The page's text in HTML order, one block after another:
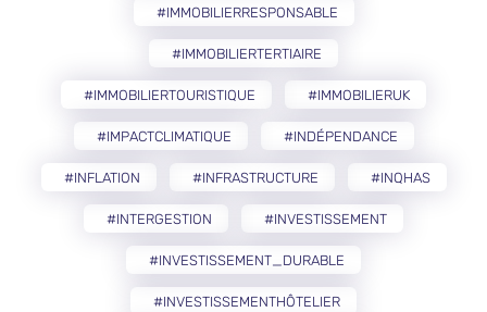
#IMMOBILIERRESPONSABLE
#IMMOBILIERTERTIAIRE
#IMMOBILIERTOURISTIQUE #IMMOBILIERUK
#IMPACTCLIMATIQUE #INDÉPENDANCE
#INFLATION #INFRASTRUCTURE #INQHAS
#INTERGESTION #INVESTISSEMENT
#INVESTISSEMENT_DURABLE
#INVESTISSEMENTHÔTELIER